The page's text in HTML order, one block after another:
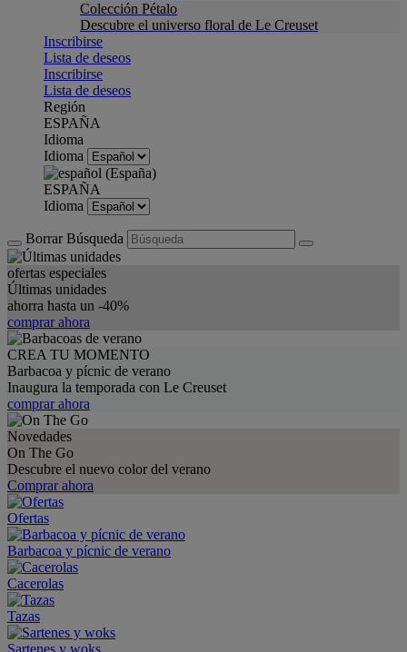
Colección Pétalo
Descubre el universo floral de Le Creuset
Inscribirse
Lista de deseos
Inscribirse
Lista de deseos
Región
ESPAÑA
Idioma
Idioma
ESPAÑA
Idioma
Borrar Búsqueda
ofertas especiales
Últimas unidades
ahorra hasta un -40%
comprar ahora
CREA TU MOMENTO
Barbacoa y pícnic de verano
Inaugura la temporada con Le Creuset
comprar ahora
Novedades
On The Go
Descubre el nuevo color del verano
Comprar ahora
Ofertas
Barbacoa y pícnic de verano
Cacerolas
Tazas
Sartenes y woks